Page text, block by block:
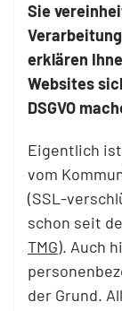
Sie
erklären
Websites
DSGVO
Eigentlich
vom
(SSL-
schon seit
TMG). Auch
der Grund.